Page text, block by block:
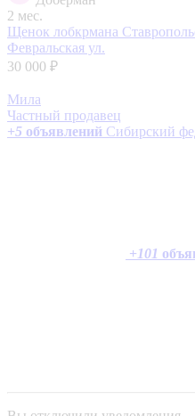
2 мес.
Щенок лобкрмана
Февральская ул.
30 000 ₽
Мила
Частный продавец
+5 объявлений Сибирский
+101